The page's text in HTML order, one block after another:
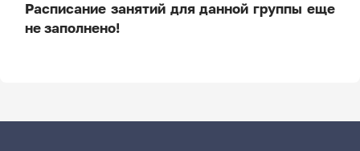
Расписание занятий для данной группы еще
не заполнено!